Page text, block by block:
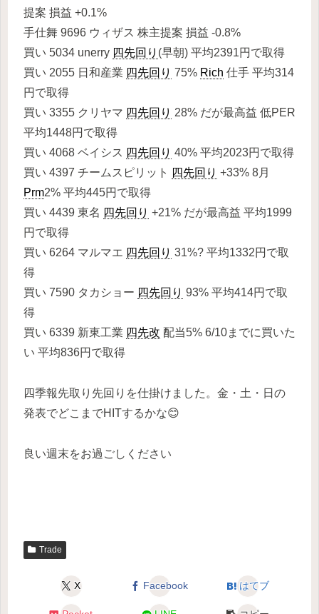
提案 損益 +0.1%
手仕舞 9696 ウィザス 株主提案 損益 -0.8%
買い 5034 unerry 四先回り (早朝) 平均2391円で取得
買い 2055 日和産業 四先回り 75% Rich 仕手 平均314
円で取得
買い 3355 クリヤマ 四先回り 28% だが最高益 低PER
平均1448円で取得
買い 4068 ベイシス 四先回り 40% 平均2023円で取得
買い 4397 チームスピリット
四先回り +33% 8月
Prm2% 平均445円で取得
買い 4439 東名 四先回り +21% だが最高益 平均1999
円で取得
買い 6264 マルマエ 四先回り 31%? 平均1332円で取
得
買い 7590 タカショー 四先回り 93% 平均414円で取
得
買い 6339 新東工業 四先改 配当5% 6/10までに買いた
い 平均836円で取得
四季報先取り先回りを仕掛けました。金・土・日の
発表でどこまでHITするかな😊
良い週末をお過ごしください
Trade
X Facebook はてブ